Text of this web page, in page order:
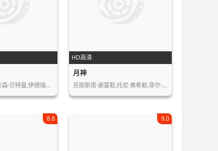
金妮弗·古德温,杰森·贝特曼,伊德瑞斯…
HD高清
月神
克丽斯塔·谢富勒,托尼·弗希勒,菲尔·…
8.8 9.0